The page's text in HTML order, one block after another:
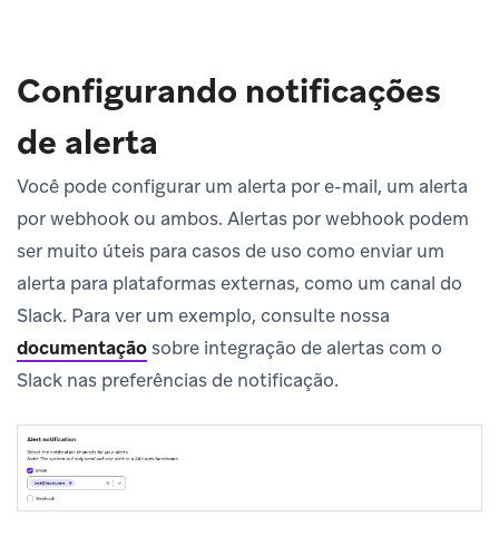
Configurando notificações
de alerta
Você pode configurar um alerta por e-mail, um alerta
por webhook ou ambos. Alertas por webhook podem
ser muito úteis para casos de uso como enviar um
alerta para plataformas externas, como um canal do
Slack. Para ver um exemplo, consulte nossa
documentaçãosobre integração de alertas com o
Slack nas preferências de notificação.